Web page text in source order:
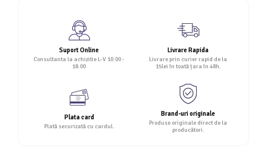
Suport Online
Consultanta la achizitie L-V 10:00 -
18:00
Livrare Rapida
Livrare prin curier rapid de la
15lei în toată țara în 48h.
Plata card
Plată securizată cu cardul.
Brand-uri originale
Produse originale direct de la
producători.